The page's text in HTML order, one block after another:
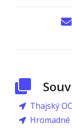
Thajský
Hromadné